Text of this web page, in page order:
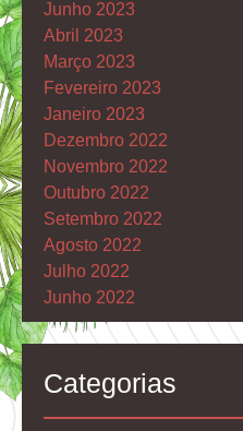
Junho 2023
Abril 2023
Março 2023
Fevereiro 2023
Janeiro 2023
Dezembro 2022
Novembro 2022
Outubro 2022
Setembro 2022
Agosto 2022
Julho 2022
Junho 2022
Categorias